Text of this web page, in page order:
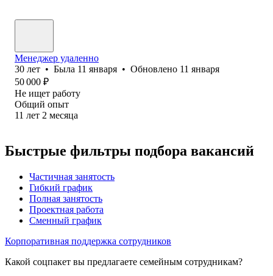
Менеджер удаленно
30 лет • Была 11 января • Обновлено 11 января
50 000 ₽
Не ищет работу
Общий опыт
11 лет 2 месяца
Быстрые фильтры подбора вакансий
Частичная занятость
Гибкий график
Полная занятость
Проектная работа
Сменный график
Корпоративная поддержка сотрудников
Какой соцпакет вы предлагаете семейным сотрудникам?